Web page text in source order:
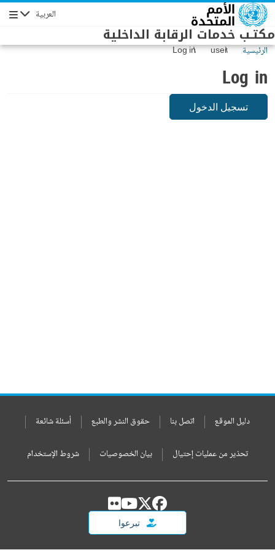
Skip to main content العربية
مكتـب خدمات الرقابة الداخلية
الرئيسية user
Log in
Log in
تسجيل الدخول
دليل الموقع اتصل بنا حقوق النشر والطبع أسئلة شائعة
تحذير من عمليات إحتيال بيان الخصوصيات شروط الإستخدام
تبرعوا